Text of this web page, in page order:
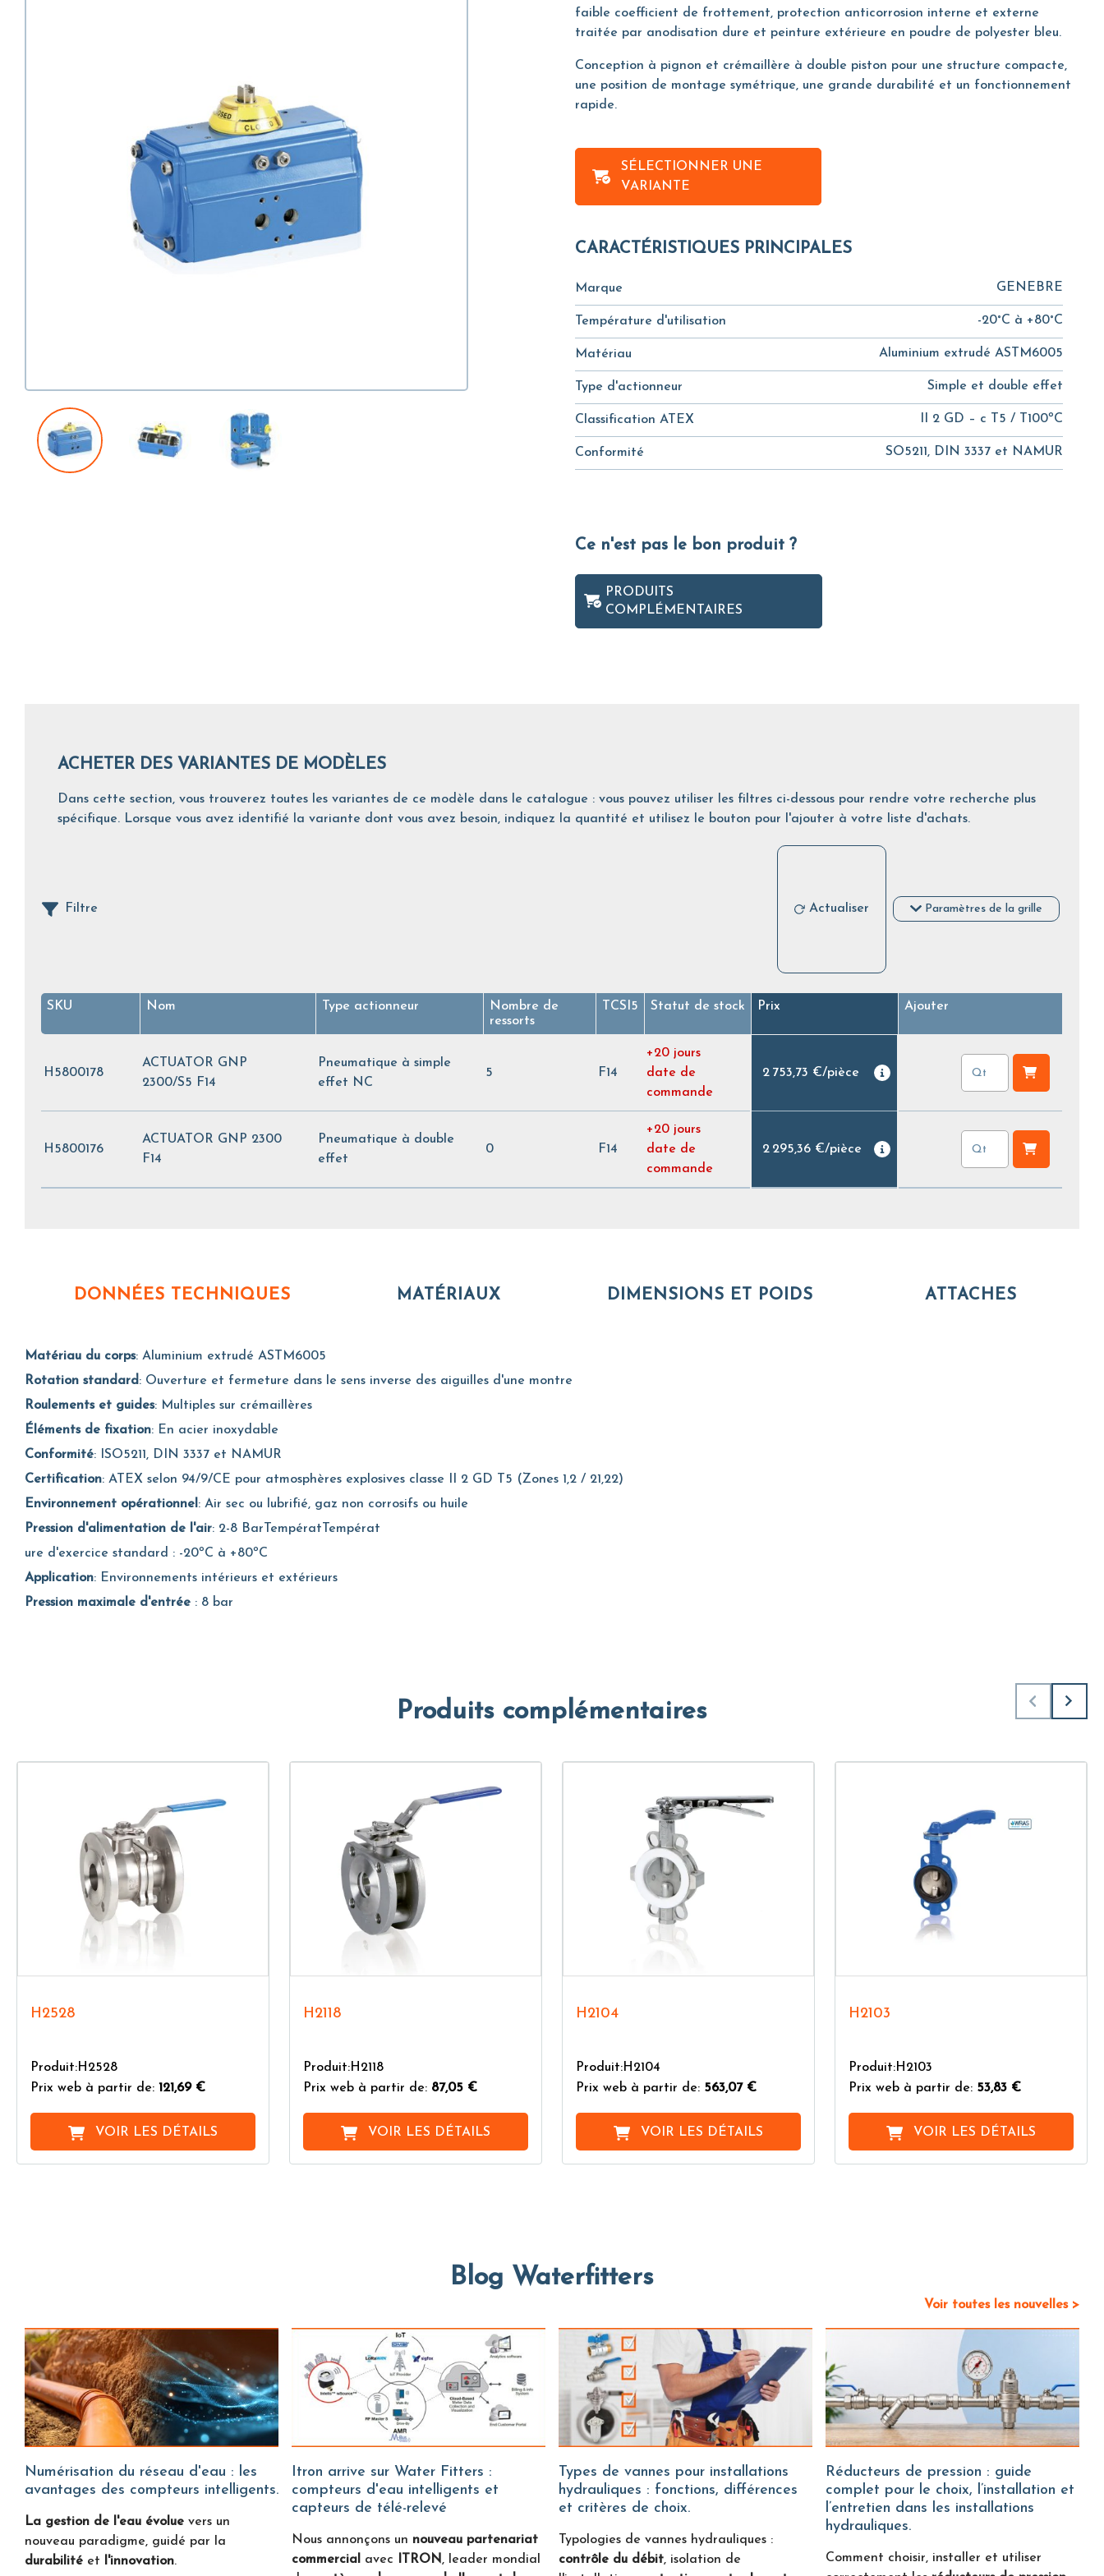
faible coefficient de frottement, protection anticorrosion interne et externe
traitée par anodisation dure et peinture extérieure en poudre de polyester bleu.
Conception à pignon et crémaillère à double piston pour une structure compacte,
une position de montage symétrique, une grande durabilité et un fonctionnement
rapide.
SÉLECTIONNER UNE
VARIANTE
CARACTÉRISTIQUES PRINCIPALES
Marque GENEBRE
Température d'utilisation -20°C à +80°C
Matériau Aluminium extrudé ASTM6005
Type d'actionneur Simple et double effet
Classification ATEX II 2 GD – c T5 / T100ºC
Conformité SO5211, DIN 3337 et NAMUR
Ce n'est pas le bon produit ?
PRODUITS
COMPLÉMENTAIRES
ACHETER DES VARIANTES DE MODÈLES
Dans cette section, vous trouverez toutes les variantes de ce modèle dans le catalogue : vous pouvez utiliser les filtres ci-dessous pour rendre votre recherche plus
spécifique. Lorsque vous avez identifié la variante dont vous avez besoin, indiquez la quantité et utilisez le bouton pour l'ajouter à votre liste d'achats.
Filtre Actualiser Paramètres de la grille
SKU Nom Type actionneur
Nombre de
ressorts
TCSI5 Statut de stock Prix Ajouter
H5800178
ACTUATOR GNP
2300/S5 F14
Pneumatique à simple
effet NC
5 F14
+20 jours
date de
commande
2 753,73 €/pièce
H5800176
ACTUATOR GNP 2300
F14
Pneumatique à double
effet
0 F14
+20 jours
date de
commande
2 295,36 €/pièce
DONNÉES TECHNIQUES MATÉRIAUX DIMENSIONS ET POIDS ATTACHES
Matériau du corps: Aluminium extrudé ASTM6005
Rotation standard: Ouverture et fermeture dans le sens inverse des aiguilles d'une montre
Roulements et guides: Multiples sur crémaillères
Éléments de fixation: En acier inoxydable
Conformité: ISO5211, DIN 3337 et NAMUR
Certification: ATEX selon 94/9/CE pour atmosphères explosives classe II 2 GD T5 (Zones 1,2 / 21,22)
Environnement opérationnel : Air sec ou lubrifié, gaz non corrosifs ou huile
Pression d'alimentation de l'air: 2-8 BarTempératTempérat
ure d'exercice standard : -20ºC à +80ºC
Application: Environnements intérieurs et extérieurs
Pression maximale d'entrée : 8 bar
Produits complémentaires
H2528
Produit:H2528
Prix web à partir de: 121,69 €
VOIR LES DÉTAILS
H2118
Produit:H2118
Prix web à partir de: 87,05 €
VOIR LES DÉTAILS
H2104
Produit:H2104
Prix web à partir de: 563,07 €
VOIR LES DÉTAILS
H2103
Produit:H2103
Prix web à partir de: 53,83 €
VOIR LES DÉTAILS
Blog Waterfitters
Voir toutes les nouvelles >
Numérisation du réseau d'eau : les
avantages des compteurs intelligents.
La gestion de l'eau évolue vers un
nouveau paradigme, guidé par la
durabilité et l'innovation.
compteurs d'eau intelligents et
capteurs de télé-relevé
Nous annonçons un nouveau partenariat
commercial
avec ITRON, leader mondial
Types de vannes pour installations
hydrauliques : fonctions, différences
et critères de choix.
Typologies de vannes hydrauliques :
contrôle du débit, isolation de
Réducteurs de pression : guide
complet pour le choix, l’installation et
l’entretien dans les installations
hydrauliques.
Comment choisir, installer et utiliser